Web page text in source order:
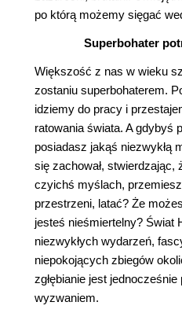
po którą możemy sięgać
Superbohater
Większość z nas w wieku
zostaniu superbohaterem.
idziemy do pracy i
ratowania świata. A gdybyś
posiadasz jakąś niezwykłą
się zachował,
czyichś myślach,
przestrzeni, latać? Że
jesteś nieśmiertelny? Świat
niezwykłych wydarzeń,
niepokojących zbiegów
zgłębianie jest
wyzwaniem.